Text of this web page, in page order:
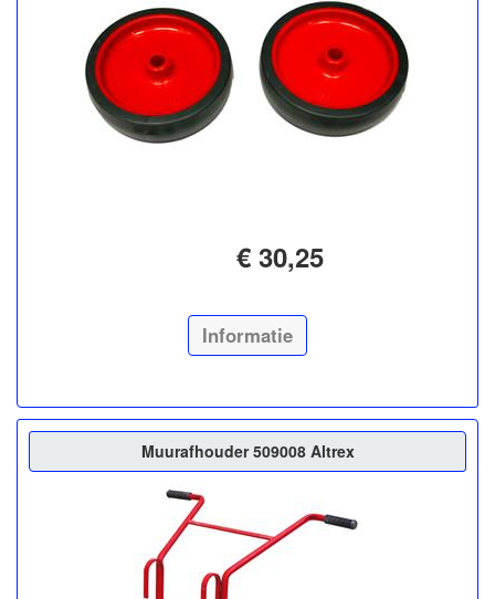
€ 30,25
Informatie
Muurafhouder 509008 Altrex